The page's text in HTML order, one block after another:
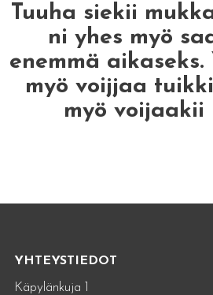
Tuuha siekii
ni yhes myö
enemmä
myö voijjaa
myö voijaakii
YHTEYSTIEDOT
Käpylänkuja 1